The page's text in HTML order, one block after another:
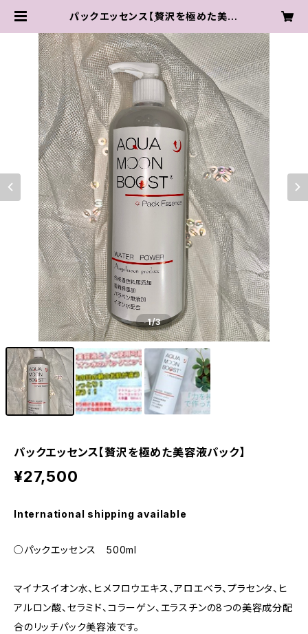
パックエッセンス【贅沢を極めた美容
1/3
パックエッセンス【贅沢を極めた美容液パック】
¥27,500
International shipping available
○パックエッセンス 500ml
マイナスイオン水、ヒメフロウエキス、アロエベラ、プラセンタ、ヒ
アルロン酸、セラミド、コラーゲン、エラスチンの8つの美容成分配
合のリッチパック美容液です。